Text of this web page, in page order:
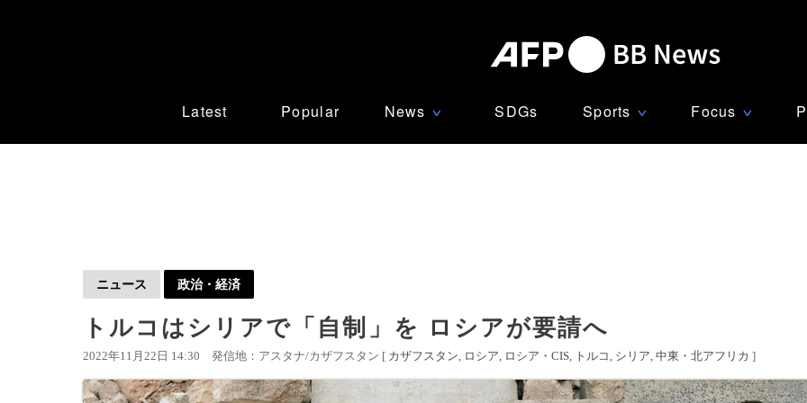
Latest Popular News ∨ SDGs Sports ∨ Focus ∨
ニュース 政治・経済
トルコはシリアで「自制」を ロシアが要請へ
2022年11月22日 14:30 発信地：アスタナ/カザフスタン [ カザフスタン ロシア ロシア・CIS トルコ シリア 中東・北アフリカ ]